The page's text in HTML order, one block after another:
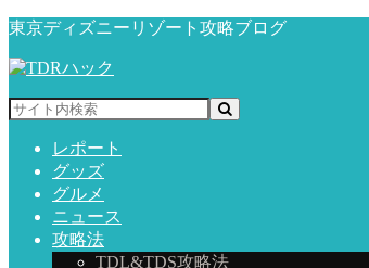
東京ディズニーリゾート攻略ブログ
レポート
グッズ
グルメ
ニュース
攻略法
TDL&TDS攻略法